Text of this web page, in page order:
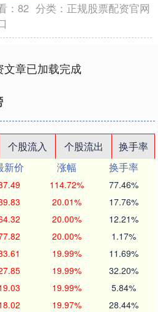
：82 分类： 正规股票配资官网
文章已加载完成
个股流入 个股流出
换手率
新价 涨幅
换手率
114.72% 77.46%
20.01% 17.76%
20.00% 12.21%
20.00% 1.17%
19.99% 11.69%
19.99% 32.20%
19.99% 5.84%
19.97% 28.44%